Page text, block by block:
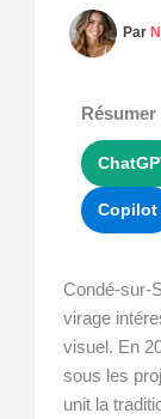
Par
Copilot
Condé-sur-
virage
visuel. En
sous les
unit la